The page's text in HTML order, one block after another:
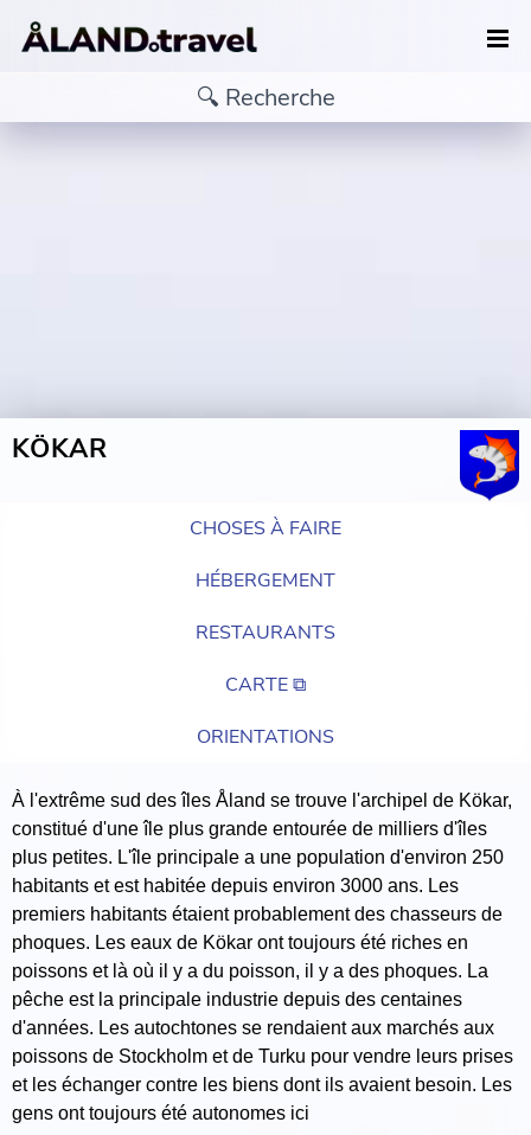
KÖKAR
CHOSES À FAIRE
HÉBERGEMENT
RESTAURANTS
CARTE ⧉
ORIENTATIONS
À l'extrême sud des îles Åland se trouve l'archipel de Kökar,
constitué d'une île plus grande entourée de milliers d'îles
plus petites. L'île principale a une population d'environ 250
habitants et est habitée depuis environ 3000 ans. Les
premiers habitants étaient probablement des chasseurs de
phoques. Les eaux de Kökar ont toujours été riches en
poissons et là où il y a du poisson, il y a des phoques. La
pêche est la principale industrie depuis des centaines
d'années. Les autochtones se rendaient aux marchés aux
poissons de Stockholm et de Turku pour vendre leurs prises
et les échanger contre les biens dont ils avaient besoin. Les
gens ont toujours été autonomes ici